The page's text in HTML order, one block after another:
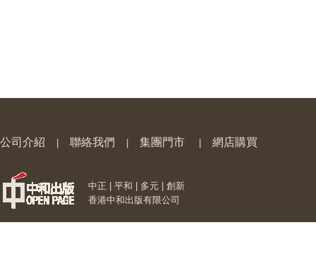
公司介紹 聯絡我們 集團門市 網店購買
中正 | 平和 | 多元 | 創新
香港中和出版有限公司